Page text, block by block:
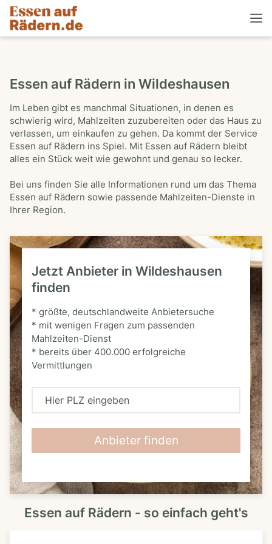
Essen auf Rädern in Wildeshausen
Im Leben gibt es manchmal Situationen, in denen es
schwierig wird, Mahlzeiten zuzubereiten oder das Haus zu
verlassen, um einkaufen zu gehen. Da kommt der Service
Essen auf Rädern ins Spiel. Mit Essen auf Rädern bleibt
alles ein Stück weit wie gewohnt und genau so lecker.
Bei uns finden Sie alle Informationen rund um das Thema
Essen auf Rädern sowie passende Mahlzeiten-Dienste in
Ihrer Region.
Jetzt Anbieter in Wildeshausen
finden
* größte, deutschlandweite Anbietersuche
* mit wenigen Fragen zum passenden
Mahlzeiten-Dienst
* bereits über 400.000 erfolgreiche
Vermittlungen
H
L
Z
Anbieter finden
Essen auf Rädern - so einfach geht's